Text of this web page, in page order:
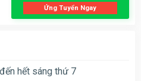
Ứng Tuyển Ngay
hết sáng thứ 7